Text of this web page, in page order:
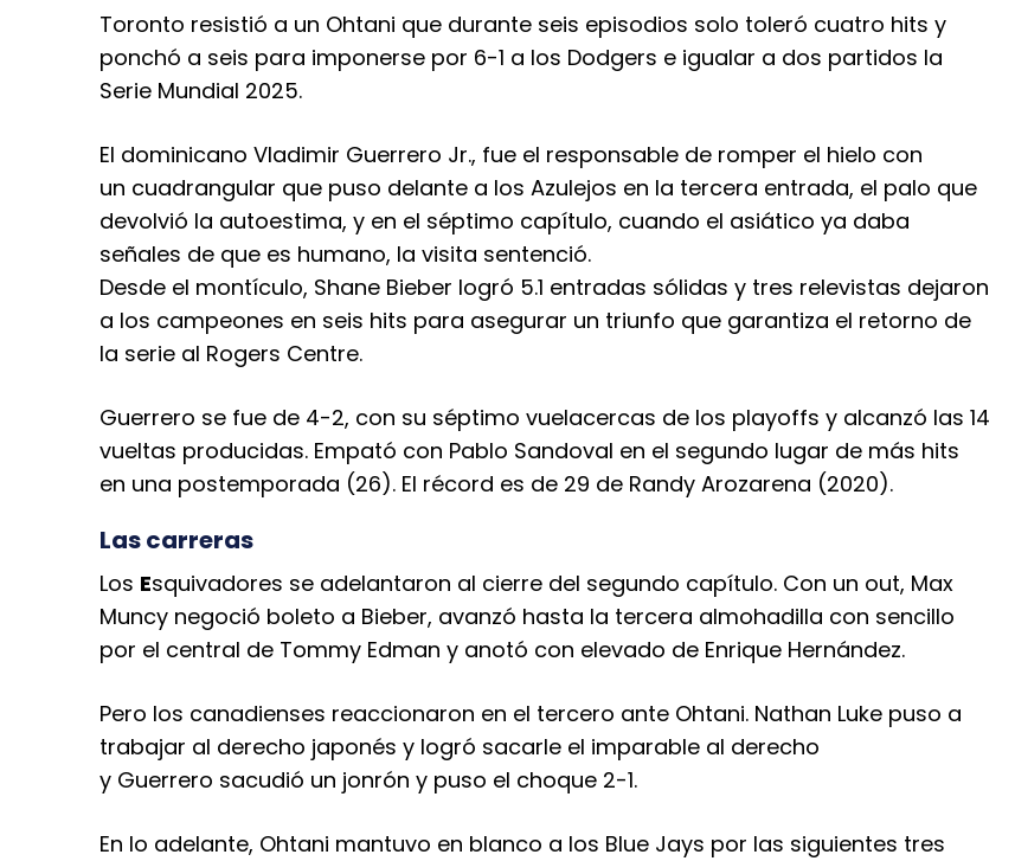
Toronto resistió a un Ohtani que durante seis episodios solo toleró cuatro hits y
ponchó a seis para imponerse por 6-1 a los Dodgers e igualar a dos partidos la
Serie Mundial 2025.
El dominicano Vladimir Guerrero Jr., fue el responsable de romper el hielo con
un cuadrangular que puso delante a los Azulejos en la tercera entrada, el palo que
devolvió la autoestima, y en el séptimo capítulo, cuando el asiático ya daba
señales de que es humano, la visita sentenció.
Desde el montículo, Shane Bieber logró 5.1 entradas sólidas y tres relevistas dejaron
a los campeones en seis hits para asegurar un triunfo que garantiza el retorno de
la serie al Rogers Centre.
Guerrero se fue de 4-2, con su séptimo vuelacercas de los playoffs y alcanzó las 14
vueltas producidas. Empató con Pablo Sandoval en el segundo lugar de más hits
en una postemporada (26). El récord es de 29 de Randy Arozarena (2020).
Las carreras
Los Esquivadores se adelantaron al cierre del segundo capítulo. Con un out, Max
Muncy negoció boleto a Bieber, avanzó hasta la tercera almohadilla con sencillo
por el central de Tommy Edman y anotó con elevado de Enrique Hernández.
Pero los canadienses reaccionaron en el tercero ante Ohtani. Nathan Luke puso a
trabajar al derecho japonés y logró sacarle el imparable al derecho
y Guerrero sacudió un jonrón y puso el choque 2-1.
En lo adelante, Ohtani mantuvo en blanco a los Blue Jays por las siguientes tres